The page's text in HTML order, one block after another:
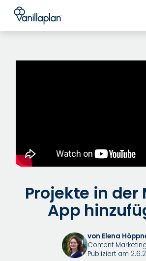
®
Projekte in der
App
von Elena
Content Marketing
Publiziert am